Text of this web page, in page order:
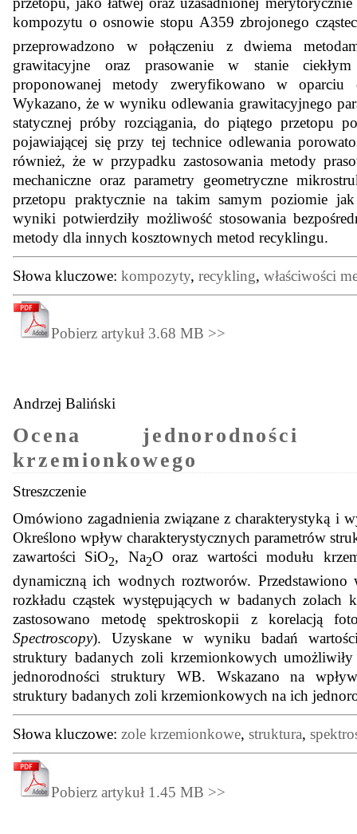
kompozytu o osnowie stopu A359 zbrojonego
przeprowadzono w połączeniu z dwiema
grawitacyjne oraz prasowanie w stanie
proponowanej metody zweryfikowano w oparciu
Wykazano, że w wyniku odlewania grawitacyjnego
statycznej próby rozciągania, do piątego przetopu
pojawiającej się przy tej technice odlewania
również, że w przypadku zastosowania metody
mechaniczne oraz parametry geometryczne
przetopu praktycznie na takim samym poziomie
wyniki potwierdziły możliwość stosowania
metody dla innych kosztownych metod recyklingu.
Słowa kluczowe: kompozyty, recykling, właściwości
Pobierz artykuł 3.68 MB >>
Andrzej Baliński
Ocena
krzemionkowego
Streszczenie
Omówiono zagadnienia związane z charakterystyką i
Określono wpływ charakterystycznych parametrów
zawartości SiO2, Na2O oraz wartości modułu
dynamiczną ich wodnych roztworów.
rozkładu cząstek występujących w badanych
zastosowano metodę spektroskopii z korelacją
Spectroscopy). Uzyskane w wyniku badań wartości
struktury badanych zoli krzemionkowych
jednorodności struktury WB. Wskazano na
struktury badanych zoli krzemionkowych na ich
Słowa kluczowe: zole krzemionkowe, struktura,
Pobierz artykuł 1.45 MB >>